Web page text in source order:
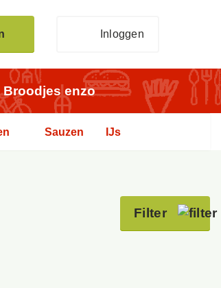
Inloggen
Broodjes enzo
Sauzen IJs
Filter